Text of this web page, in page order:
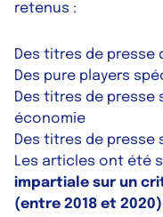
retenus :
Des titres de
Des pure players
Des titres de
économie
Des titres de presse
Les articles ont été
impartiale sur un
(entre 2018 et